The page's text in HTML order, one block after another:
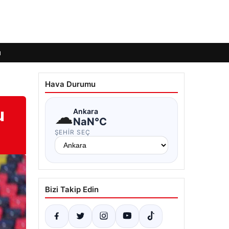
Hava Durumu
☁Ankara
NaN°C
ŞEHIR SEÇ
Bizi Takip Edin